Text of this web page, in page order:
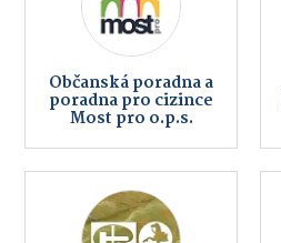
Občanská poradna a
poradna pro cizince
Most pro o.p.s.